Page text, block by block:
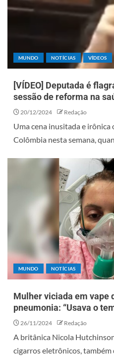
MUNDO NOTÍCIAS VÍDEOS
[VÍDEO] Deputada é
sessão de reforma na
20/12/2024 Redação
Uma cena inusitada e
Colômbia nesta semana,
MUNDO NOTÍCIAS
Mulher viciada em vape
pneumonia: “Usava o
26/11/2024 Redação
A britânica Nicola
cigarros eletrônicos, também